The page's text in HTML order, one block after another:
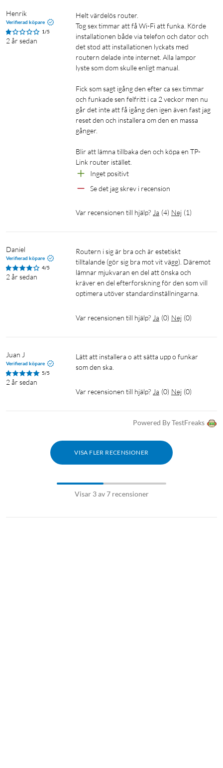
Mesh Optimizer Gör samma sak men för alla anslutna
mesh-kompatibla repeaters, accesspunkter och routrar.
Traffic Optimizer och AI -assistant hjälper alla till att
göra ditt wifi så stabilt och säkert som möjligt.
Henrik
Verifierad köpare
1/5
2 år sedan
Helt värdelös router.
Tog sex timmar att få Wi-Fi att funka. Körde
installationen både via telefon och dator och
det stod att installationen lyckats med
routern delade inte internet. Alla lampor
lyste som dom skulle enligt manual.
Fick som sagt igång den efter ca sex timmar
och funkade sen felfritt i ca 2 veckor men nu
går det inte att få igång den igen även fast jag
reset den och installera om den en massa
gånger.
Blir att lämna tillbaka den och köpa en TP-
Link router istället.
Inget positivt
Se det jag skrev i recension
Var recensionen till hjälp? Ja (4) Nej (1)
Daniel
Verifierad köpare
4/5
2 år sedan
Routern i sig är bra och är estetiskt
tilltalande (gör sig bra mot vit vägg). Däremot
lämnar mjukvaran en del att önska och
kräver en del efterforskning för den som vill
optimera utöver standardinställningarna.
Var recensionen till hjälp? Ja (0) Nej (0)
Juan J
Verifierad köpare
5/5
2 år sedan
Lätt att installera o att sätta upp o funkar
Var recensionen till hjälp? Ja (0) Nej (0)
Powered By TestFreaks
VISA FLER RECENSIONER
Visar 3 av 7 recensioner